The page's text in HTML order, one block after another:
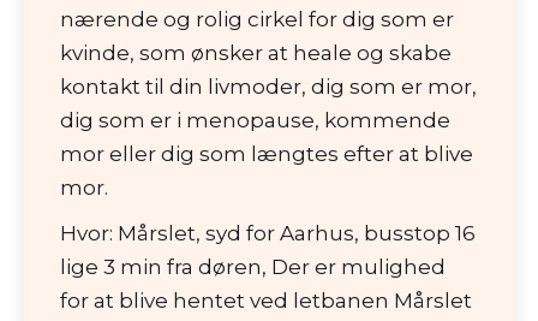
nærende og rolig cirkel for dig som er
kvinde, som ønsker at heale og skabe
kontakt til din livmoder, dig som er mor,
dig som er i menopause, kommende
mor eller dig som længtes efter at blive
mor.
Hvor: Mårslet, syd for Aarhus, busstop 16
lige 3 min fra døren, Der er mulighed
for at blive hentet ved letbanen Mårslet